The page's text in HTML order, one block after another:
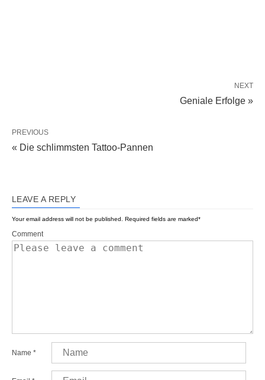
NEXT
Geniale Erfolge »
PREVIOUS
« Die schlimmsten Tattoo-Pannen
LEAVE A REPLY
Your email address will not be published. Required fields are marked*
Comment
Name *